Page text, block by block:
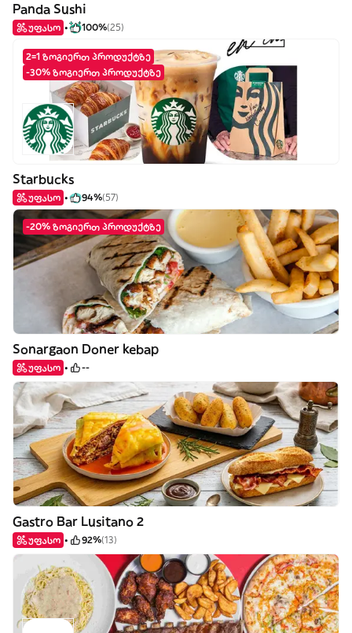
Panda Sushi
უფასო 100%(25)
2=1 ზოგიერთ პროდუქტზე
-30% ზოგიერთ პროდუქტზე
Starbucks
უფასო 94%(57)
-20% ზოგიერთ პროდუქტზე
Sonargaon Doner kebap
უფასო --
Gastro Bar Lusitano 2
უფასო 92%(13)